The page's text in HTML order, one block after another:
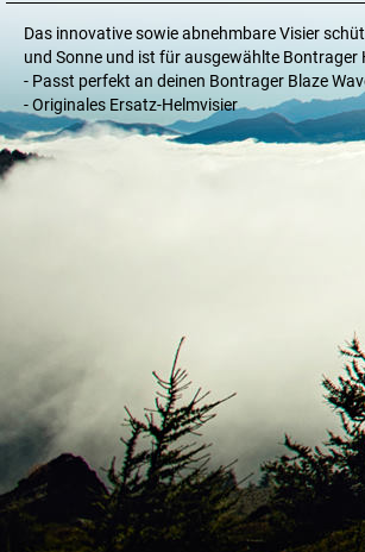
Das innovative sowie abnehmbare Visier
und Sonne und ist für ausgewählte Bontrager
- Passt perfekt an deinen Bontrager Blaze
- Originales Ersatz-Helmvisier